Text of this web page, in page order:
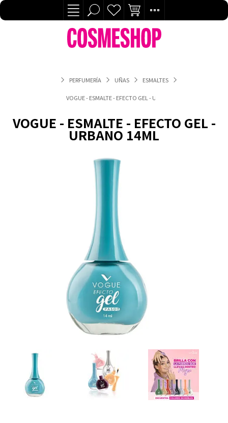
PERFUMERÍA UÑAS ESMALTES
VOGUE - ESMALTE - EFECTO GEL - URBANO 14ML
VOGUE - ESMALTE - EFECTO GEL -
URBANO 14ML